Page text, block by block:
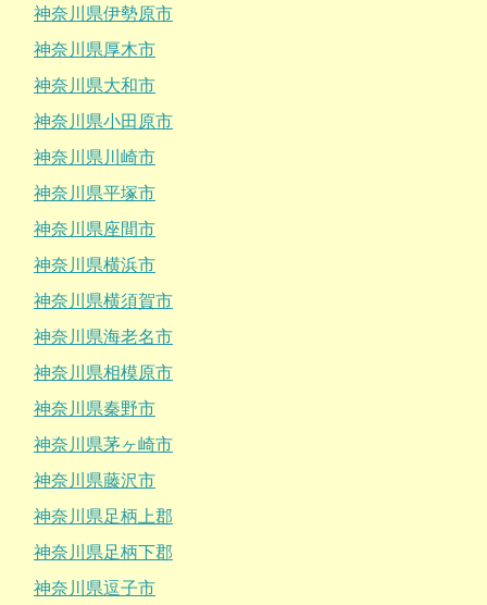
神奈川県伊勢原市
神奈川県厚木市
神奈川県大和市
神奈川県小田原市
神奈川県川崎市
神奈川県平塚市
神奈川県座間市
神奈川県横浜市
神奈川県横須賀市
神奈川県海老名市
神奈川県相模原市
神奈川県秦野市
神奈川県茅ヶ崎市
神奈川県藤沢市
神奈川県足柄上郡
神奈川県足柄下郡
神奈川県逗子市